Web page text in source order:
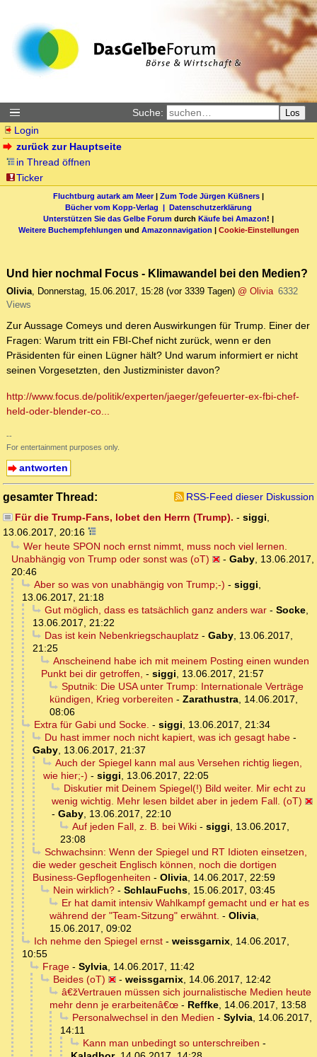
Suche: Los
Login
zurück zur Hauptseite
in Thread öffnen
Ticker
Fluchtburg autark am Meer| Zum Tode Jürgen Küßners |
Bücher vom Kopp-Verlag | Datenschutzerklärung
Unterstützen Sie das Gelbe Forum durch Käufe bei Amazon! |
Weitere Buchempfehlungen und Amazonnavigation | Cookie-Einstellungen
Und hier nochmal Focus - Klimawandel bei den Medien?
Olivia, Donnerstag, 15.06.2017, 15:28 (vor 3339 Tagen) @ Olivia 6332
Views
Zur Aussage Comeys und deren Auswirkungen für Trump. Einer der
Fragen: Warum tritt ein FBI-Chef nicht zurück, wenn er den
Präsidenten für einen Lügner hält? Und warum informiert er nicht
seinen Vorgesetzten, den Justizminister davon?
http://www.focus.de/politik/experten/jaeger/gefeuerter-ex-fbi-chef-
held-oder-blender-co...
--
For entertainment purposes only.
antworten
gesamter Thread:
RSS-Feed dieser Diskussion
Für die Trump-Fans, lobet den Herrn (Trump). - siggi,
13.06.2017, 20:16
Wer heute SPON noch ernst nimmt, muss noch viel lernen.
Unabhängig von Trump oder sonst was (oT)
- Gaby, 13.06.2017,
20:46
Aber so was von unabhängig von Trump;-) - siggi,
13.06.2017, 21:18
Gut möglich, dass es tatsächlich ganz anders war- Socke,
13.06.2017, 21:22
Das ist kein Nebenkriegschauplatz- Gaby, 13.06.2017,
21:25
Anscheinend habe ich mit meinem Posting einen wunden
Punkt bei dir getroffen, - siggi, 13.06.2017, 21:57
Sputnik: Die USA unter Trump: Internationale Verträge
kündigen, Krieg vorbereiten - Zarathustra, 14.06.2017,
08:06
Extra für Gabi und Socke. - siggi, 13.06.2017, 21:34
Du hast immer noch nicht kapiert, was ich gesagt habe-
Gaby, 13.06.2017, 21:37
Auch der Spiegel kann mal aus Versehen richtig liegen,
wie hier;-) - siggi, 13.06.2017, 22:05
Diskutier mit Deinem Spiegel(!) Bild weiter. Mir echt zu
wenig wichtig. Mehr lesen bildet aber in jedem Fall. (oT)
- Gaby, 13.06.2017, 22:10
Auf jeden Fall, z. B. bei Wiki- siggi, 13.06.2017,
23:08
Schwachsinn: Wenn der Spiegel und RT Idioten einsetzen,
die weder gescheit Englisch können, noch die dortigen
Business-Gepflogenheiten - Olivia, 14.06.2017, 22:59
Nein wirklich?- SchlauFuchs, 15.06.2017, 03:45
Er hat damit intensiv Wahlkampf gemacht und er hat es
während der "Team-Sitzung" erwähnt. - Olivia,
15.06.2017, 09:02
Ich nehme den Spiegel ernst- weissgarnix, 14.06.2017,
10:55
Frage- Sylvia, 14.06.2017, 11:42
Beides (oT)
- weissgarnix, 14.06.2017, 12:42
â€žVertrauen müssen sich journalistische Medien heute
mehr denn je erarbeitenâ€œ - Reffke, 14.06.2017, 13:58
Personalwechsel in den Medien - Sylvia, 14.06.2017,
14:11
Kann man unbedingt so unterschreiben -